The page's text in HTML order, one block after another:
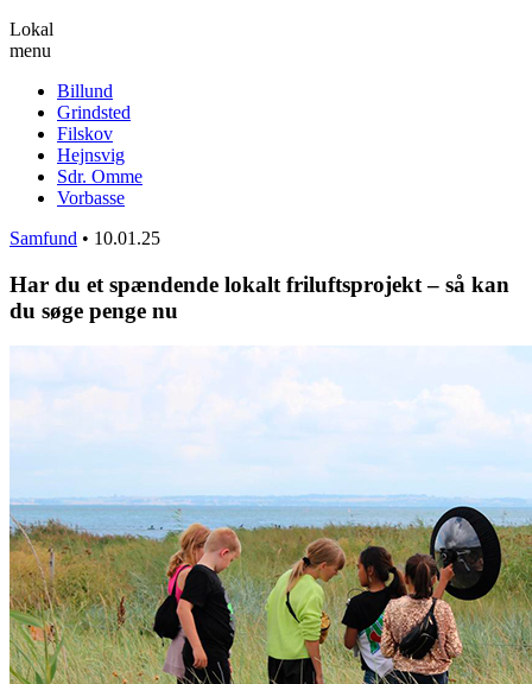
Lokal
menu
Billund
Grindsted
Filskov
Hejnsvig
Sdr. Omme
Vorbasse
Samfund • 10.01.25
Har du et spændende lokalt friluftsprojekt – så kan
du søge penge nu